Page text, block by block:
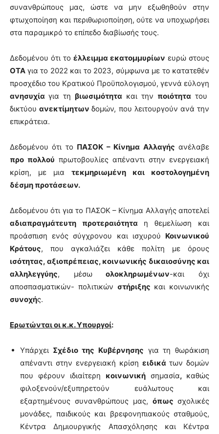
συνανθρώπους μας, ώστε να μην εξωθηθούν στην
φτωχοποίηση και περιθωριοποίηση, ούτε να υποχωρήσει
στα παραμικρό το επίπεδο διαβίωσής τους.
Δεδομένου ότι το έλλειμμα εκατομμυρίων ευρώ στους
ΟΤΑ για το 2022 και το 2023, σύμφωνα με το κατατεθέν
προσχέδιο του Κρατικού Προϋπολογισμού, γεννά εύλογη
ανησυχία για τη βιωσιμότητα και την ποιότητα του
δικτύουανεκτίμητωνδομών, που λειτουργούν ανά την
επικράτεια.
Δεδομένου ότι το ΠΑΣΟΚ – Κίνημα Αλλαγής ανέλαβε
προ πολλού πρωτοβουλίες απέναντι στην ενεργειακή
κρίση, με μια τεκμηριωμένη και κοστολογημένη
δέσμη προτάσεων.
Δεδομένου ότι για το ΠΑΣΟΚ – Κίνημα Αλλαγής αποτελεί
αδιαπραγμάτευτη προτεραιότητα η θεμελίωση και
προάσπιση ενός σύγχρονου και ισχυρού Κοινωνικού
Κράτους, που αγκαλιάζει κάθε πολίτη με όρους
ισότητας, αξιοπρέπειας, κοινωνικής δικαιοσύνης και
αλληλεγγύης, μέσωολοκληρωμένων-και όχι
αποσπασματικών- πολιτικών στήριξης και κοινωνικής
συνοχής.
Ερωτώνται οι κ.κ. Υπουργοί:
Υπάρχει Σχέδιο της Κυβέρνησης για τη θωράκιση
απέναντι στην ενεργειακή κρίση ειδικά των δομών
που φέρουν ιδιαίτερη κοινωνική σημασία, καθώς
φιλοξενούν/εξυπηρετούν ευάλωτους και
εξαρτημένους συνανθρώπους μας, όπως σχολικές
μονάδες, παιδικούς και βρεφονηπιακούς σταθμούς,
Κέντρα Δημιουργικής Απασχόλησης και Κέντρα